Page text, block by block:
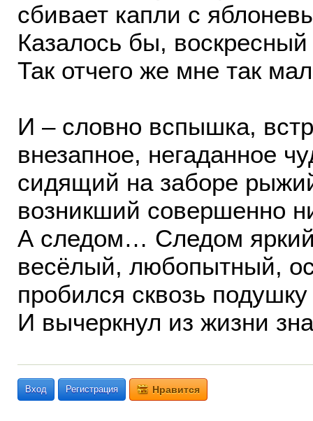
сбивает капли с
Казалось бы,
Так отчего же мне так
И – словно вспышка,
внезапное, негаданное
сидящий на заборе
возникший совершенно
А следом… Следом яркий
весёлый, любопытный,
пробился сквозь
И вычеркнул из жизни
Вход Регистрация Нравится